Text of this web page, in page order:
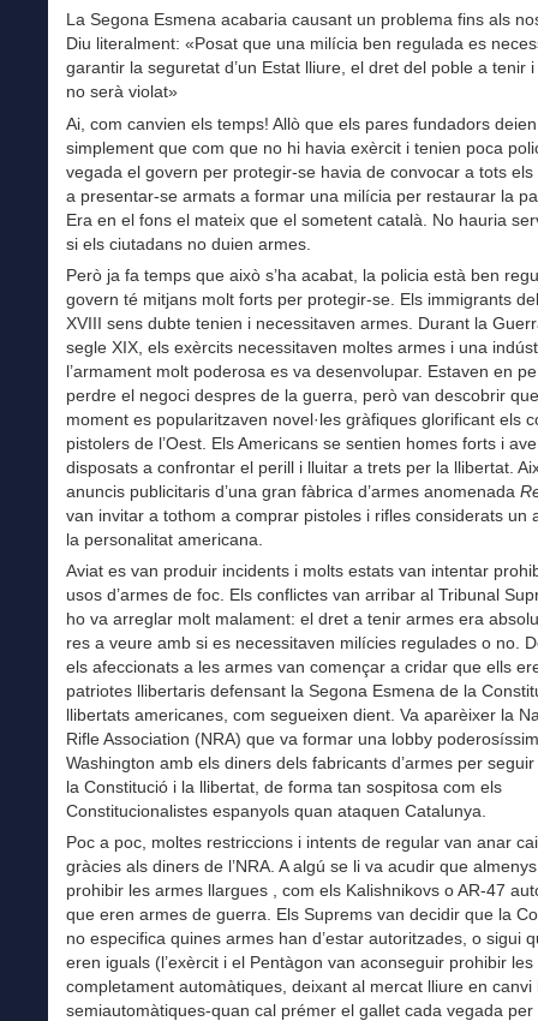
La Segona Esmena acabaria causant un problema fins als
Diu literalment: «Posat que una milícia ben regulada es
garantir la seguretat d’un Estat lliure, el dret del poble a tenir
no serà violat»
Ai, com canvien els temps! Allò que els pares fundadors
simplement que com que no hi havia exèrcit i tenien poca
vegada el govern per protegir-se havia de convocar a tots els
a presentar-se armats a formar una milícia per restaurar la
Era en el fons el mateix que el sometent català. No hauria
si els ciutadans no duien armes.
Però ja fa temps que això s’ha acabat, la policia està ben
govern té mitjans molt forts per protegir-se. Els immigrants
XVIII sens dubte tenien i necessitaven armes. Durant la
segle XIX, els exèrcits necessitaven moltes armes i una
l’armament molt poderosa es va desenvolupar. Estaven en
perdre el negoci despres de la guerra, però van descobrir
moment es popularitzaven novel·les gràfiques glorificant els
pistolers de l’Oest. Els Americans se sentien homes forts i
disposats a confrontar el perill i lluitar a trets per la llibertat.
anuncis publicitaris d’una gran fàbrica d’armes anomenada
van invitar a tothom a comprar pistoles i rifles considerats un
la personalitat americana.
Aviat es van produir incidents i molts estats van intentar
usos d’armes de foc. Els conflictes van arribar al Tribunal
ho va arreglar molt malament: el dret a tenir armes era
res a veure amb si es necessitaven milícies regulades o no.
els afeccionats a les armes van començar a cridar que ells
patriotes llibertaris defensant la Segona Esmena de la
llibertats americanes, com segueixen dient. Va aparèixer la
Rifle Association (NRA) que va formar una lobby
Washington amb els diners dels fabricants d’armes per
la Constitució i la llibertat, de forma tan sospitosa com els
Constitucionalistes espanyols quan ataquen Catalunya.
Poc a poc, moltes restriccions i intents de regular van anar
gràcies als diners de l’NRA. A algú se li va acudir que
prohibir les armes llargues , com els Kalishnikovs o AR-47
que eren armes de guerra. Els Suprems van decidir que la
no especifica quines armes han d’estar autoritzades, o sigui
eren iguals (l’exèrcit i el Pentàgon van aconseguir prohibir
completament automàtiques, deixant al mercat lliure en canvi
semiautomàtiques-quan cal prémer el gallet cada vegada